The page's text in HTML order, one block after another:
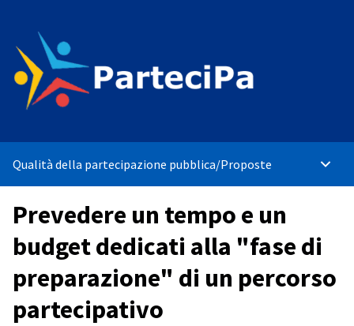
Qualità della partecipazione pubblica/Proposte
Prevedere un tempo e un
budget dedicati alla "fase di
preparazione" di un percorso
partecipativo